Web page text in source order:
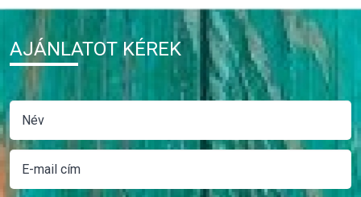
AJÁNLATOT KÉREK